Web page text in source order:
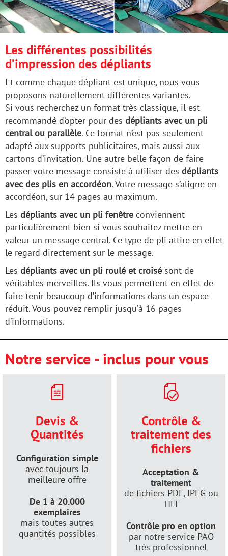
Les différentes possibilités
d’impression des dépliants
Et comme chaque dépliant est unique, nous vous
proposons naturellement différentes variantes.
Si vous recherchez un format très classique, il est
recommandé d’opter pour des dépliants avec un pli
central ou parallèle. Ce format n’est pas seulement
adapté aux supports publicitaires, mais aussi aux
cartons d’invitation. Une autre belle façon de faire
passer votre message consiste à utiliser des dépliants
avec des plis en accordéon. Votre message s’aligne en
accordéon, sur 14 pages au maximum.
Les dépliants avec un pli fenêtre conviennent
particulièrement bien si vous souhaitez mettre en
valeur un message central. Ce type de pli attire en effet
le regard directement sur le message.
Les dépliants avec un pli roulé et croisé sont de
véritables merveilles. Ils vous permettent en effet de
faire tenir beaucoup d’informations dans un espace
réduit. Vous pouvez remplir jusqu’à 16 pages
d’informations.
Notre service - inclus pour vous
Devis &
Quantités
Configuration simple
avec toujours la
meilleure offre
De 1 à 20.000
exemplaires
mais toutes autres
quantités possibles
Contrôle &
traitement des
fichiers
Acceptation &
traitement
de fichiers PDF, JPEG ou
TIFF
Contrôle pro en option
par notre service PAO
très professionnel